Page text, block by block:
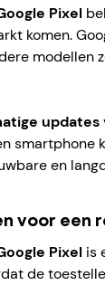
Pixel
komen.
modellen
updates
smartphone
en
voor een
Pixel is
de